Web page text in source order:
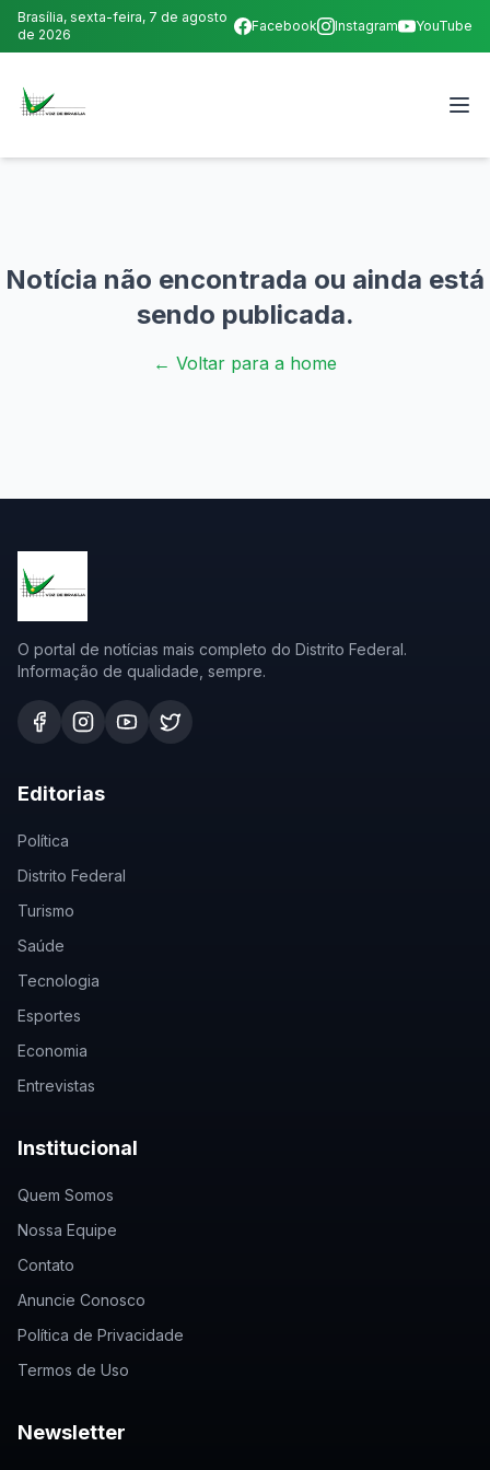
Brasília, sexta-feira, 7 de agosto
de 2026
Facebook Instagram YouTube
Notícia não encontrada ou ainda está
sendo publicada.
← Voltar para a home
O portal de notícias mais completo do Distrito Federal.
Informação de qualidade, sempre.
Editorias
Política
Distrito Federal
Turismo
Saúde
Tecnologia
Esportes
Economia
Entrevistas
Institucional
Quem Somos
Nossa Equipe
Contato
Anuncie Conosco
Política de Privacidade
Termos de Uso
Newsletter